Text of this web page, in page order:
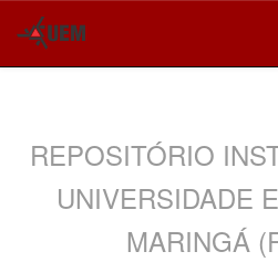
REPOSITÓRIO
UNIVERSIDADE
MARINGÁ